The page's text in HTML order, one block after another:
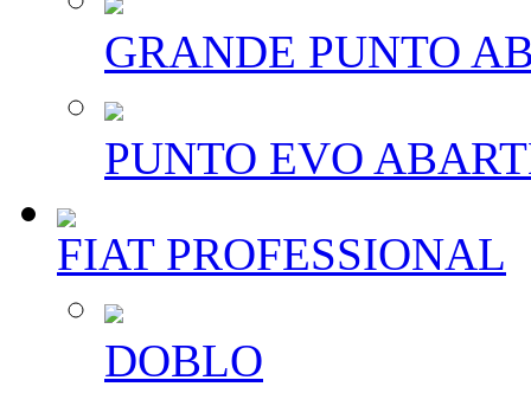
GRANDE PUNTO
PUNTO EVO
FIAT PROFESSIONAL
DOBLO